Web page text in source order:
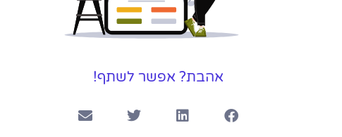
אהבת? אפשר לשתף!